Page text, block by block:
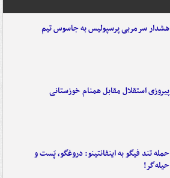
هشدار سرمربی پرسپولیس به جاسوس تیم
پیروزی استقلال مقابل همنام خوزستانی
حمله تند فیگو به اینفانتینو: دروغگو، پَست‌ و
حیله‌گر!